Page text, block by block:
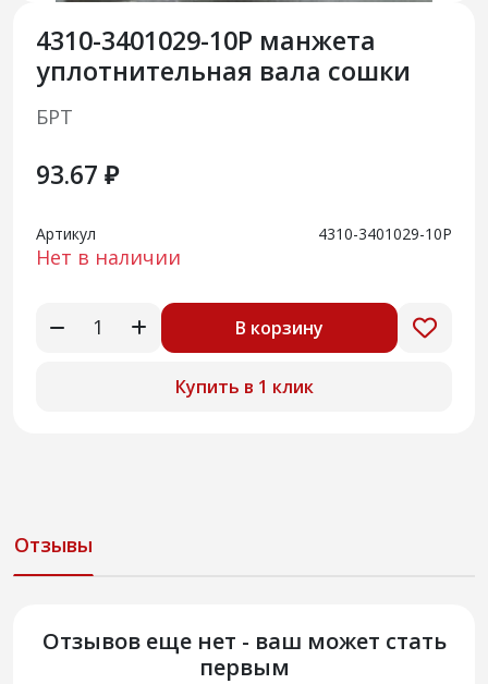
4310-3401029-10Р манжета
уплотнительная вала сошки
БРТ
93.67 ₽
Артикул 4310-3401029-10Р
Нет в наличии
В корзину
Купить в 1 клик
Отзывы
Отзывов еще нет - ваш может стать
первым